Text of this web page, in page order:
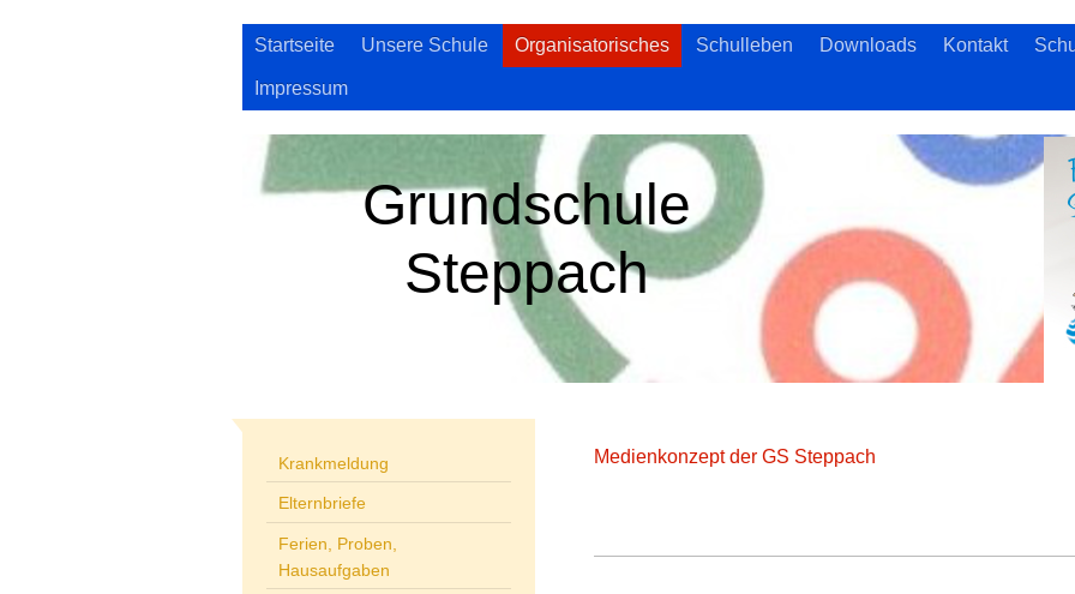
Startseite Unsere Schule Organisatorisches Schulleben Downloads Kontakt
Impressum
Grundschule
Steppach
Medienkonzept der GS Steppach
Krankmeldung
Elternbriefe
Ferien, Proben,
Hausaufgaben